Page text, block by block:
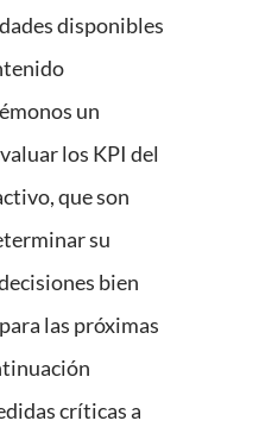
disponibles
un
los KPI del
que son
su
bien
las próximas
críticas a